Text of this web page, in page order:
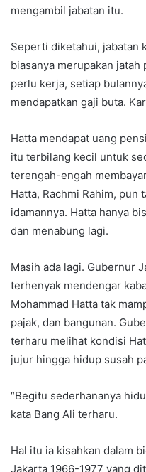
mengambil jabatan itu.
Seperti diketahui, jabatan
biasanya merupakan
perlu kerja, setiap
mendapatkan gaji buta.
Hatta mendapat uang
itu terbilang kecil untuk
terengah-engah
Hatta, Rachmi Rahim,
idamannya. Hatta hanya
dan menabung lagi.
Masih ada lagi. Gubernur
terhenyak mendengar
Mohammad Hatta tak
pajak, dan bangunan.
terharu melihat kondisi
jujur hingga hidup susah
“Begitu sederhananya
kata Bang Ali terharu.
Hal itu ia kisahkan dalam
Jakarta 1966-1977 yang